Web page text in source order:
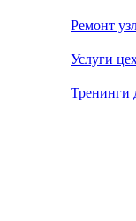
Ремонт
Услуги
Тренинги